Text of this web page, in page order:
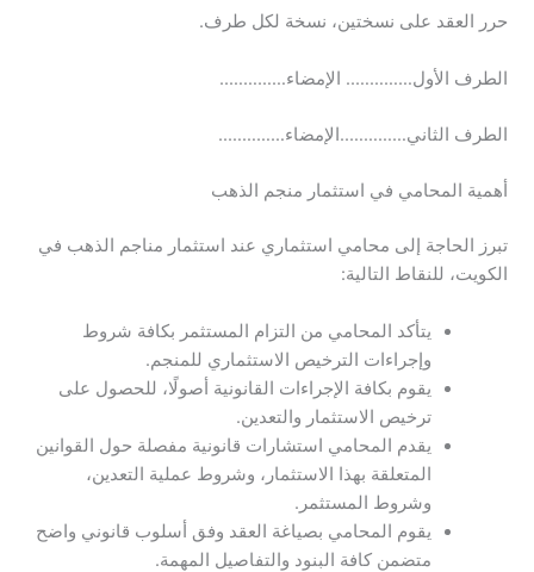
حرر العقد على نسختين، نسخة لكل طرف.
الطرف الأول………….. الإمضاء…………..
الطرف الثاني…………..الإمضاء…………..
أهمية المحامي في استثمار منجم الذهب
تبرز الحاجة إلى محامي استثماري عند استثمار مناجم الذهب في
الكويت، للنقاط التالية:
يتأكد المحامي من التزام المستثمر بكافة شروط
وإجراءات الترخيص الاستثماري للمنجم.
يقوم بكافة الإجراءات القانونية أصولًا، للحصول على
ترخيص الاستثمار والتعدين.
يقدم المحامي استشارات قانونية مفصلة حول القوانين
المتعلقة بهذا الاستثمار، وشروط عملية التعدين،
وشروط المستثمر.
يقوم المحامي بصياغة العقد وفق أسلوب قانوني واضح
متضمن كافة البنود والتفاصيل المهمة.